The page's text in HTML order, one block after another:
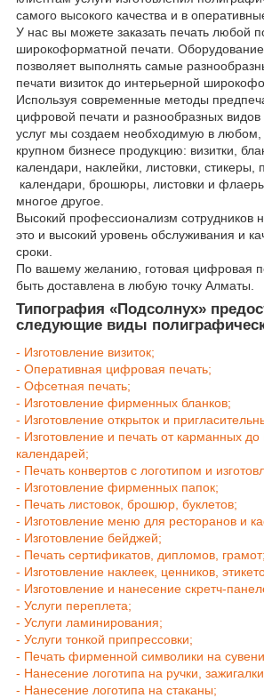
самого высокого качества и в
У нас вы можете заказать печать любой
широкоформатной печати.
позволяет выполнять самые
печати визиток до интерьерной
Используя современные методы
цифровой печати и разнообразных
услуг мы создаем необходимую в любом,
крупном бизнесе продукцию: визитки,
календари, наклейки, листовки, стикеры,
календари, брошюры, листовки и
многое другое.
Высокий профессионализм сотрудников
это и высокий уровень обслуживания и
сроки.
По вашему желанию, готовая цифровая
быть доставлена в любую точку Алматы.
Типография «Подсолнух»
следующие виды
- Изготовление визиток;
- Оперативная цифровая печать;
- Офсетная печать;
- Изготовление фирменных бланков;
- Изготовление открыток и
- Изготовление и печать от карманных до
календарей;
- Печать конвертов с логотипом и
- Изготовление фирменных папок;
- Печать листовок, брошюр, буклетов;
- Изготовление меню для ресторанов и
- Изготовление бейджей;
- Печать сертификатов, дипломов, грамот;
- Изготовление наклеек, ценников,
- Изготовление и нанесение скретч-
- Услуги переплета;
- Услуги ламинирования;
- Услуги тонкой припрессовки;
- Печать фирменной символики на
- Нанесение логотипа на ручки,
- Нанесение логотипа на стаканы;